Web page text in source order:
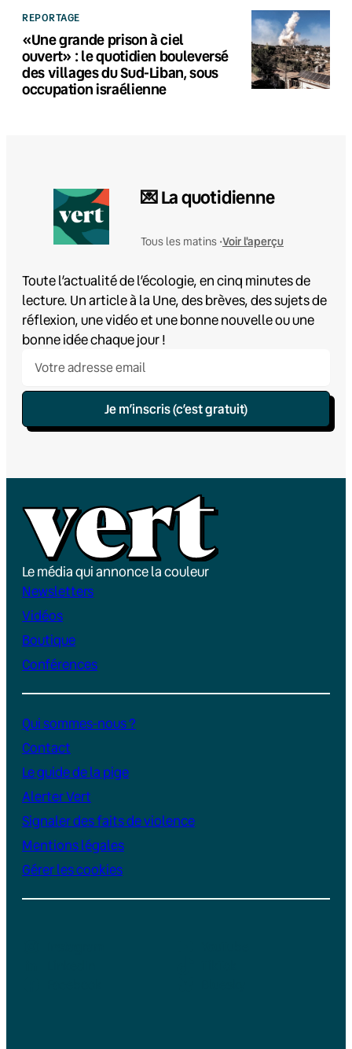
REPORTAGE
«Une grande prison à ciel
ouvert» : le quotidien bouleversé
des villages du Sud-Liban, sous
occupation israélienne
💌 La quotidienne
Tous les matins •Voir l'aperçu
Toute l’actualité de l’écologie, en cinq minutes de
lecture. Un article à la Une, des brèves, des sujets de
réflexion, une vidéo et une bonne nouvelle ou une
bonne idée chaque jour !
Je m’inscris (c’est gratuit)
Le média qui annonce la couleur
Newsletters
Vidéos
Boutique
Conférences
Qui sommes-nous ?
Contact
Le guide de la pige
Alerter Vert
Signaler des faits de violence
Mentions légales
Gérer les cookies